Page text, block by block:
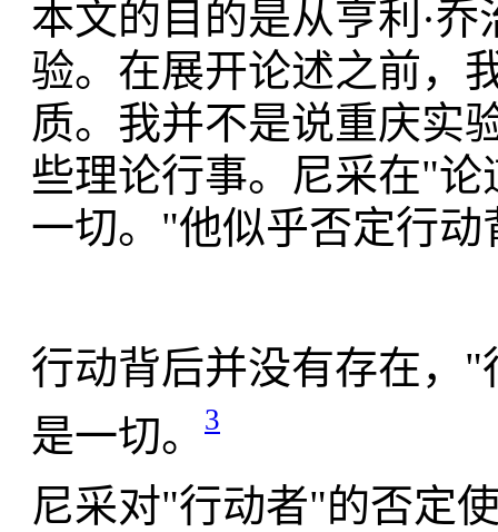
本文的目的是从亨利·
验。在展开论述之前，
质。我并不是说重庆实
些理论行事。尼采在"
一切。"他似乎否定行
行动背后并没有存在，
是一切。
3
尼采对"行动者"的否定